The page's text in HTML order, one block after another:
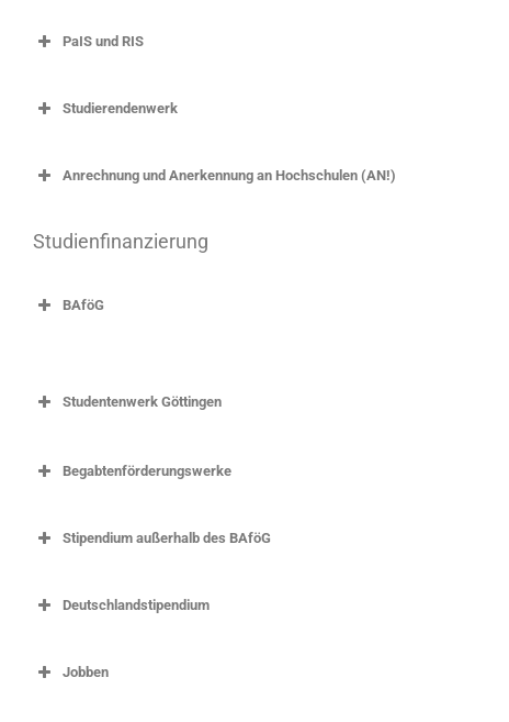
PaIS und RIS
Studierendenwerk
Anrechnung und Anerkennung an Hochschulen (AN!)
Studienfinanzierung
BAföG
Studentenwerk Göttingen
Begabtenförderungswerke
Stipendium außerhalb des BAföG
Deutschlandstipendium
Jobben